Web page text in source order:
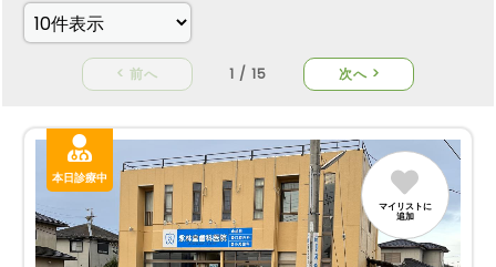
< 前へ 1 / 15 次へ >
本日診療中
マイリストに
追加